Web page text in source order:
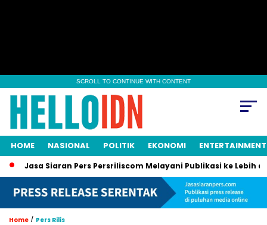
SCROLL TO CONTINUE WITH CONTENT
HOME NASIONAL POLITIK EKONOMI ENTERTAINMENT
Siaran Pers Persriliscom Melayani Publikasi ke Lebih dari 150
Home / Pers Rilis